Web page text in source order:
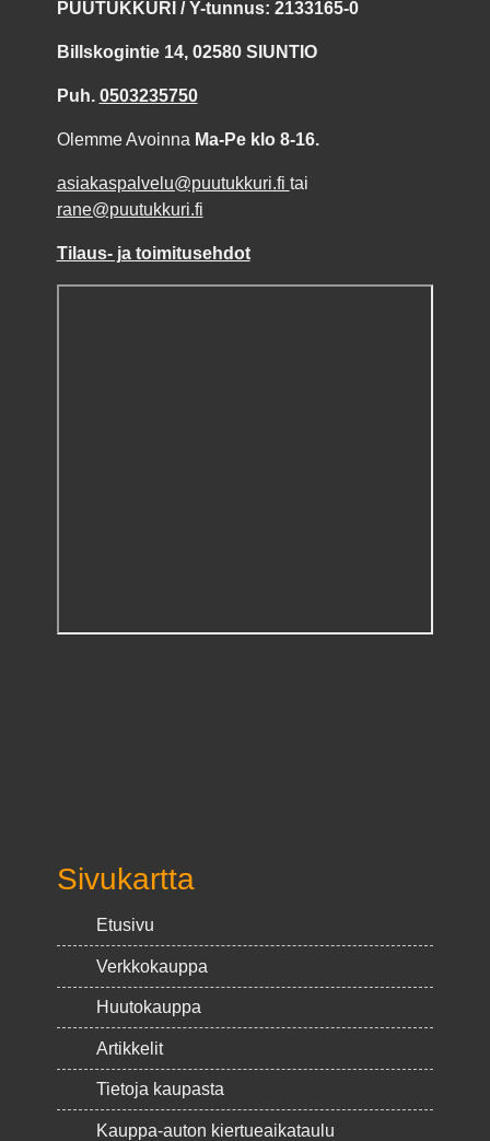
PUUTUKKURI / Y-tunnus: 2133165-0
Billskogintie 14, 02580 SIUNTIO
Puh. 0503235750
Olemme Avoinna Ma-Pe klo 8-16.
asiakaspalvelu@puutukkuri.fi tai
rane@puutukkuri.fi
Tilaus- ja toimitusehdot
Sivukartta
Etusivu
Verkkokauppa
Huutokauppa
Artikkelit
Tietoja kaupasta
Kauppa-auton kiertueaikataulu